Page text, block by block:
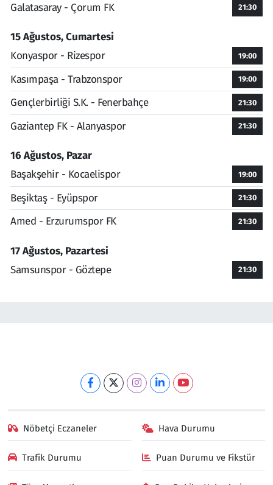
Galatasaray - Çorum FK
21:30
15 Ağustos, Cumartesi
Konyaspor - Rizespor
19:00
Kasımpaşa - Trabzonspor 19:00
Gençlerbirliği S.K. - Fenerbahçe 21:30
Gaziantep FK - Alanyaspor 21:30
16 Ağustos, Pazar
Başakşehir - Kocaelispor
19:00
Beşiktaş - Eyüpspor 21:30
Amed - Erzurumspor FK 21:30
17 Ağustos, Pazartesi
Samsunspor - Göztepe
21:30
Nöbetçi Eczaneler Hava Durumu
Trafik Durumu Puan Durumu ve Fikstür